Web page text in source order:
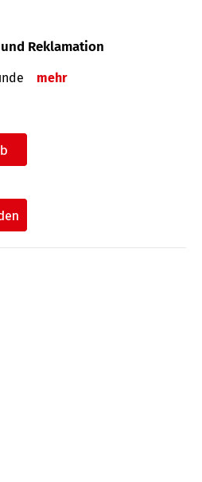
Reklamation
mehr